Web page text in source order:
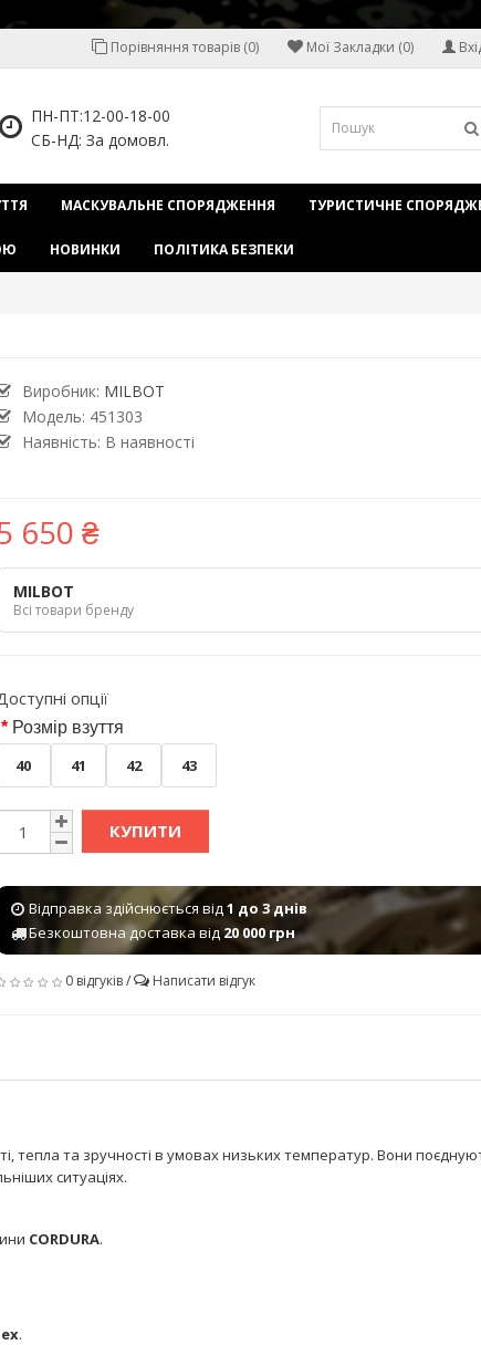
Мої Закладки (0)
Порівняння товарів (0)
ПН-ПТ:12-00-18-00
СБ-НД: За домовл.
МАСКУВАЛЬНЕ СПОРЯДЖЕННЯ ТУРИСТИЧНЕ
НОВИНКИ ПОЛІТИКА БЕЗПЕКИ
Виробник: MILBOT
Модель: 451303
Наявність: В наявності
650 ₴
MILBOT
Всі товари бренду
опції
Розмір взуття
40 41 42 43
КУПИТИ
Відправка здійснюється від1 до 3 днів
Безкоштовна доставка від 20 000 грн
0 відгуків/ Написати відгук
тепла та зручності в умовах низьких температур. Вони
ситуаціях.
CORDURA.
.